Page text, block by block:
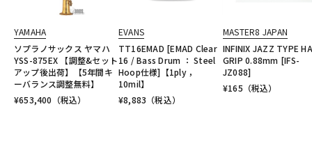
YAMAHA
ソプラノサックス ヤマハ
YSS-875EX 【調整&セット
アップ後出荷】【5年間キ
ーバランス調整無料】
¥653,400 （税込）
EVANS
TT16EMAD [EMAD Clear
16 / Bass Drum ： Steel
Hoop仕様]【1ply ，
10mil】
¥8,883 （税込）
MASTER8 JAPAN
INFINIX JAZZ TYPE
GRIP 0.88mm [IFS-
JZ088]
¥165 （税込）